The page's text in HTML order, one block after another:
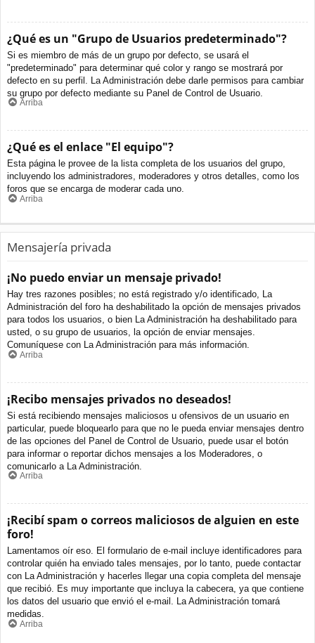
¿Qué es un "Grupo de Usuarios predeterminado"?
Si es miembro de más de un grupo por defecto, se usará el
"predeterminado" para determinar qué color y rango se mostrará por
defecto en su perfil. La Administración debe darle permisos para cambiar
su grupo por defecto mediante su Panel de Control de Usuario.
Arriba
¿Qué es el enlace "El equipo"?
Esta página le provee de la lista completa de los usuarios del grupo,
incluyendo los administradores, moderadores y otros detalles, como los
foros que se encarga de moderar cada uno.
Arriba
Mensajería privada
¡No puedo enviar un mensaje privado!
Hay tres razones posibles; no está registrado y/o identificado, La
Administración del foro ha deshabilitado la opción de mensajes privados
para todos los usuarios, o bien La Administración ha deshabilitado para
usted, o su grupo de usuarios, la opción de enviar mensajes.
Comuníquese con La Administración para más información.
Arriba
¡Recibo mensajes privados no deseados!
Si está recibiendo mensajes maliciosos u ofensivos de un usuario en
particular, puede bloquearlo para que no le pueda enviar mensajes dentro
de las opciones del Panel de Control de Usuario, puede usar el botón
para informar o reportar dichos mensajes a los Moderadores, o
comunicarlo a La Administración.
Arriba
¡Recibí spam o correos maliciosos de alguien en este
foro!
Lamentamos oír eso. El formulario de e-mail incluye identificadores para
controlar quién ha enviado tales mensajes, por lo tanto, puede contactar
con La Administración y hacerles llegar una copia completa del mensaje
que recibió. Es muy importante que incluya la cabecera, ya que contiene
los datos del usuario que envió el e-mail. La Administración tomará
medidas.
Arriba